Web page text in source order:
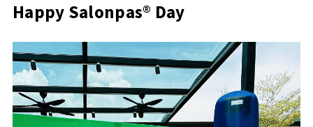
Happy Salonpas® Day